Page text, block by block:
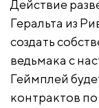
Действие
Геральта из
создать
ведьмака с
Геймплей
контрактов